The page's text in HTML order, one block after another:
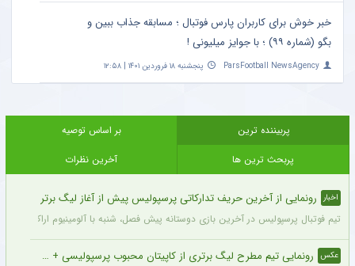
خبر خوش برای کاربران پارس فوتبال ؛ مسابقه جذاب ببین و
بگو (شماره ۹۹) ؛ با جوایز میلیونی !
ParsFootball NewsAgency پنجشنبه ۱۸ فروردین ۱۴۰۱ | ۱۲:۵۸
پربیننده ترین
بر اساس توصیه
پربحث ترین ها
آخرین نظرات
اخبار رونمایی از آخرین حریف تدارکاتی پرسپولیس پیش از آغاز لیگ برتر
تیم فوتبال پرسپولیس در آخرین بازی دوستانه پیش فصل، شنبه با آلومینیوم اراک دیدار
عکس رونمایی تیم مطرح لیگ برتری از کاپیتان محبوب پرسپولیسی + سند